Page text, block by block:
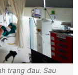
trạng đau. Sau